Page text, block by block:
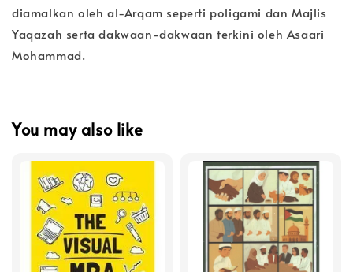
diamalkan oleh al-Arqam seperti poligami dan Majlis
Yaqazah serta dakwaan-dakwaan terkini oleh Asaari
Mohammad.
You may also like